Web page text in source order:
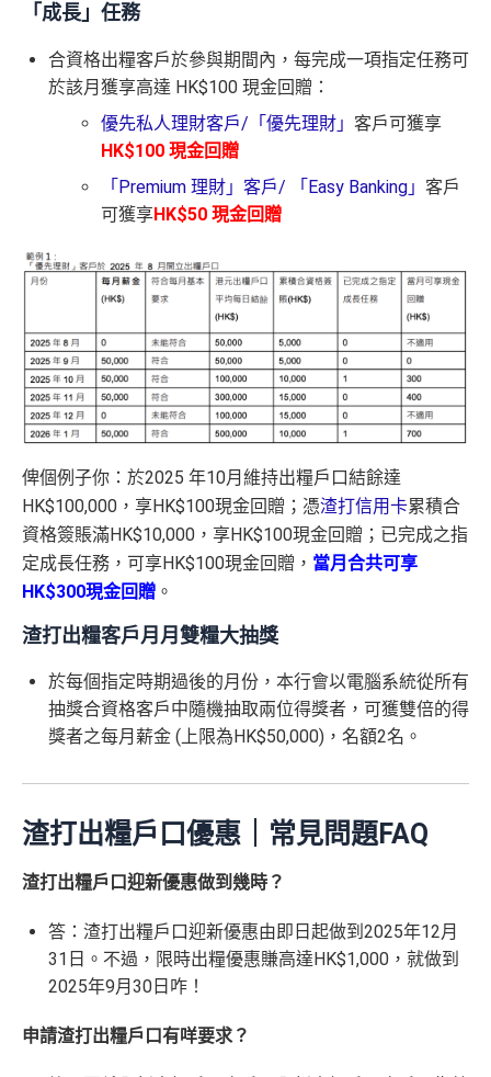
「成長」任務
合資格出糧客戶於參與期間內，每完成一項指定任務可
於該月獲享高達 HK$100 現金回贈：
優先私人理財客戶/「優先理財」 客戶可獲享
HK$100 現金回贈
「Premium 理財」客戶/ 「Easy Banking」 客戶
可獲享HK$50 現金回贈
俾個例子你：於2025 年10月維持出糧戶口結餘達
HK$100,000，享HK$100現金回贈；憑渣打信用卡累積合
資格簽賬滿HK$10,000，享HK$100現金回贈；已完成之指
定成長任務，可享HK$100現金回贈， 當月合共可享
HK$300現金回贈 。
渣打出糧客戶月月雙糧大抽獎
於每個指定時期過後的月份，本行會以電腦系統從所有
抽獎合資格客戶中隨機抽取兩位得獎者，可獲雙倍的得
獎者之每月薪金 (上限為HK$50,000)，名額2名。
渣打出糧戶口優惠｜常見問題FAQ
渣打出糧戶口迎新優惠做到幾時？
答：渣打出糧戶口迎新優惠由即日起做到2025年12月
31日。不過，限時出糧優惠賺高達HK$1,000，就做到
2025年9月30日咋！
申請渣打出糧戶口有咩要求？